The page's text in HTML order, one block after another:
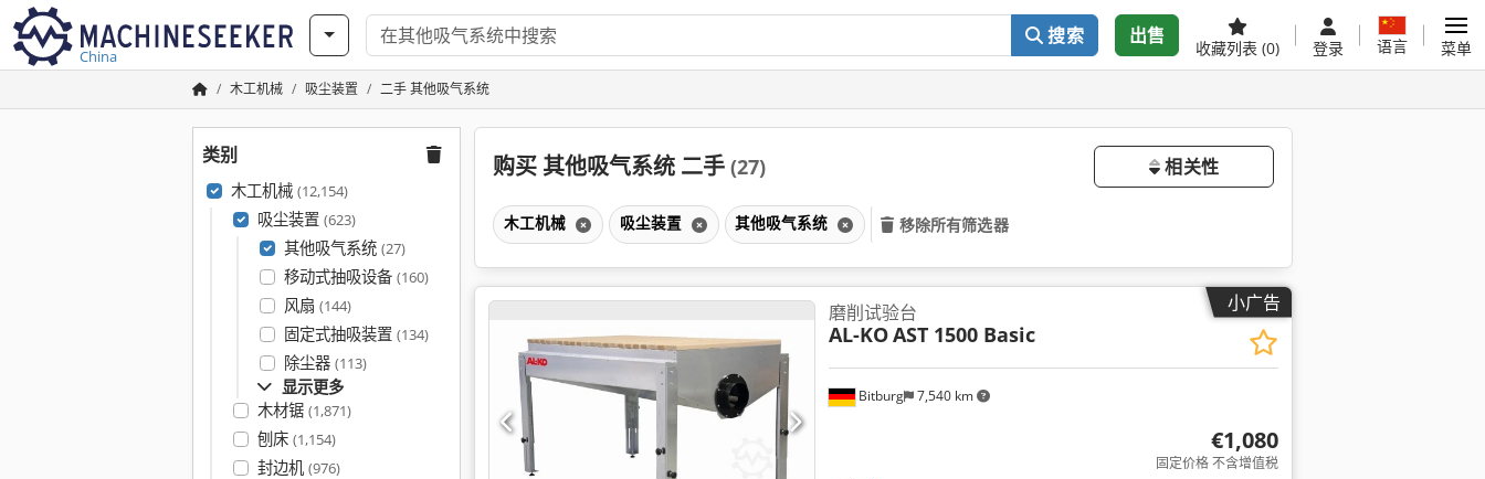
China
搜索 出售
收藏列表 (0) 登录 语言 菜单
木工机械 吸尘装置 二手 其他吸气系统
类别
木工机械 (12,154)
吸尘装置 (623)
其他吸气系统 (27)
移动式抽吸设备 (160)
风扇 (144)
固定式抽吸装置 (134)
除尘器 (113)
显示更多
木材锯 (1,871)
刨床 (1,154)
封边机 (976)
购买 其他吸气系统 二手 (27) 相关性
木工机械 吸尘装置 其他吸气系统 移除所有筛选器
小广告
Bitburg 7,540 km
磨削试验台
AL-KOAST 1500 Basic
€1,080
固定价格 不含增值税